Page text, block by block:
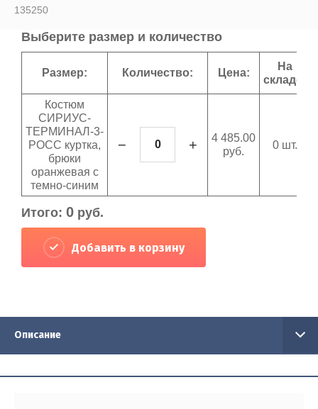
135250
Выберите размер и количество
Размер: Количество: Цена:
На
складе:
Костюм
СИРИУС-
ТЕРМИНАЛ-3-
РОСС куртка,
брюки
оранжевая с
темно-синим
− +
4 485.00
руб.
0 шт.
Итого: 0 руб.
Добавить в корзину
Описание